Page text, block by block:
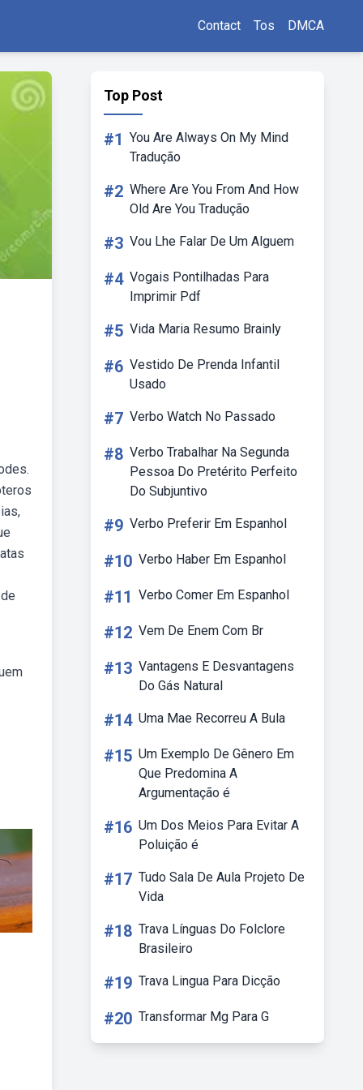
Contact Tos DMCA
Top Post
#1 You Are Always On My Mind
Tradução
#2 Where Are You From And How
Old Are You Tradução
#3 Vou Lhe Falar De Um Alguem
#4 Vogais Pontilhadas Para
Imprimir Pdf
#5 Vida Maria Resumo Brainly
#6 Vestido De Prenda Infantil
Usado
#7 Verbo Watch No Passado
#8 Verbo Trabalhar Na Segunda
Pessoa Do Pretérito Perfeito
Do Subjuntivo
#9 Verbo Preferir Em Espanhol
#10 Verbo Haber Em Espanhol
#11 Verbo Comer Em Espanhol
#12 Vem De Enem Com Br
#13 Vantagens E Desvantagens
Do Gás Natural
#14 Uma Mae Recorreu A Bula
#15 Um Exemplo De Gênero Em
Que Predomina A
Argumentação é
#16 Um Dos Meios Para Evitar A
Poluição é
#17 Tudo Sala De Aula Projeto De
Vida
#18 Trava Línguas Do Folclore
Brasileiro
#19 Trava Lingua Para Dicção
#20 Transformar Mg Para G